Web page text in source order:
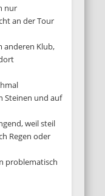
nur
an der Tour
anderen Klub,
Steinen und auf
weil steil
Regen oder
problematisch